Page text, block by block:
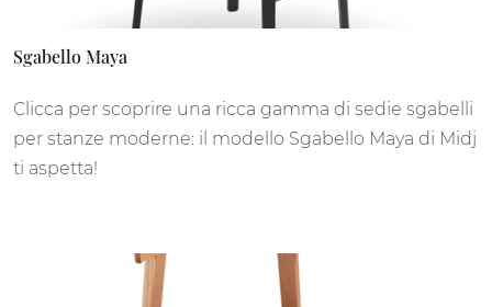
Sgabello Maya
Clicca per scoprire una ricca gamma di sedie sgabelli
per stanze moderne: il modello Sgabello Maya di Midj
ti aspetta!